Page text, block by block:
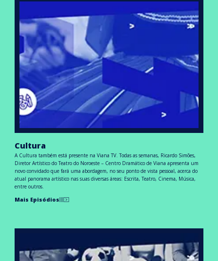
Cultura
A Cultura também está presente na Viana TV. Todas as semanas, Ricardo Simões,
Diretor Artístico do Teatro do Noroeste – Centro Dramático de Viana apresenta um
novo convidado que fará uma abordagem, no seu ponto de vista pessoal, acerca do
atual panorama artístico nas suas diversas áreas: Escrita, Teatro, Cinema, Música,
entre outros.
Mais Episódios